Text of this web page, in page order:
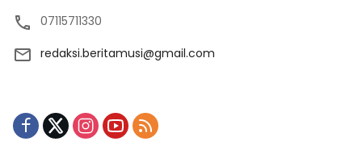
07115711330
redaksi.beritamusi@gmail.com